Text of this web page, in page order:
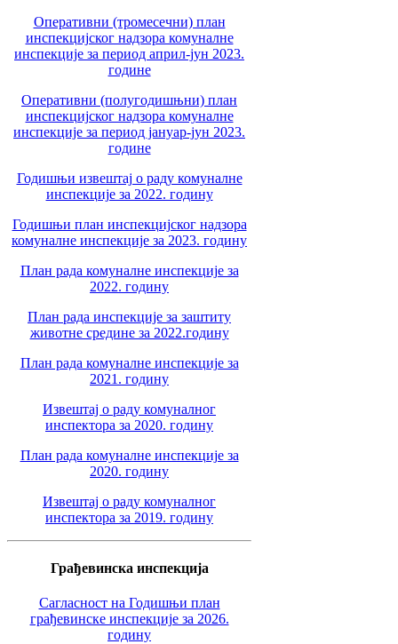
Оперативни (тромесечни) план
инспекцијског надзора комуналне
инспекције за период април-јун 2023.
године
Оперативни (полугодишњни) план
инспекцијског надзора комуналне
инспекције за период јануар-јун 2023.
године
Годишњи извештај о раду комуналне
инспекције за 2022. годину
Годишњи план инспекцијског надзора
комуналне инспекције за 2023. годину
План рада комуналне инспекције за
2022. годину
План рада инспекције за заштиту
животне средине за 2022.годину
План рада комуналне инспекције за
2021. годину
Извештај о раду комуналног
инспектора за 2020. годину
План рада комуналне инспекције за
2020. годину
Извештај о раду комуналног
инспектора за 2019. годину
Грађевинска инспекција
Сагласност на Годишњи план
грађевинске инспекције за 2026.
годину